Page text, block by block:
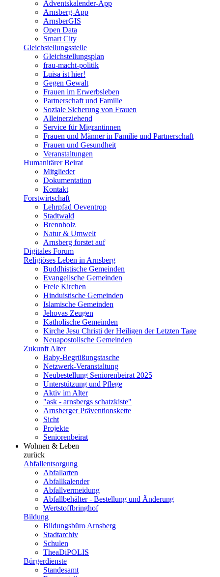
Adventskalender-App
Arnsberg-App
ArnsberGIS
Open Data
Smart City
Gleichstellungsstelle
Gleichstellungsplan
frau-macht-politik
Luisa ist hier!
Gegen Gewalt
Frauen im Erwerbsleben
Partnerschaft und Familie
Soziale Sicherung von Frauen
Alleinerziehend
Service für Migrantinnen
Frauen und Männer in Familie und Partnerschaft
Frauen und Gesundheit
Veranstaltungen
Humanitärer Beirat
Mitglieder
Dokumentation
Kontakt
Forstwirtschaft
Lehrpfad Oeventrop
Stadtwald
Brennholz
Natur & Umwelt
Arnsberg forstet auf
Digitales Forum
Religiöses Leben in Arnsberg
Buddhistische Gemeinden
Evangelische Gemeinden
Freie Kirchen
Hinduistische Gemeinden
Islamische Gemeinden
Jehovas Zeugen
Katholische Gemeinden
Kirche Jesu Christi der Heiligen der Letzten Tage
Neuapostolische Gemeinden
Zukunft Alter
Baby-Begrüßungstasche
Netzwerk-Veranstaltung
Neubestellung Seniorenbeirat 2025
Unterstützung und Pflege
Aktiv im Alter
"ask - arnsbergs schatzkiste"
Arnsberger Präventionskette
Sicht
Projekte
Seniorenbeirat
Wohnen & Leben
zurück
Abfallentsorgung
Abfallarten
Abfallkalender
Abfallvermeidung
Abfallbehälter - Bestellung und Änderung
Wertstoffbringhof
Bildung
Bildungsbüro Arnsberg
Stadtarchiv
Schulen
TheaDiPOLIS
Bürgerdienste
Standesamt